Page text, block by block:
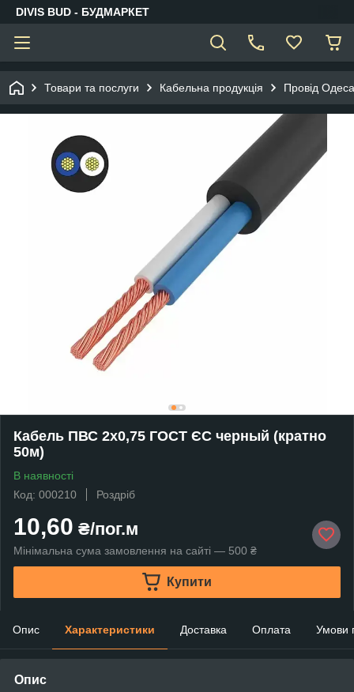
DIVIS BUD - БУДМАРКЕТ
Товари та послуги Кабельна продукція Провід
Кабель ПВС 2х0,75 ГОСТ ЄС черный (кратно
50м)
В наявності
Код: 000210
Роздріб
10,60 ₴/пог.м
Мінімальна сума замовлення на сайті — 500 ₴
Купити
Опис Характеристики Доставка Оплата Умови
Опис